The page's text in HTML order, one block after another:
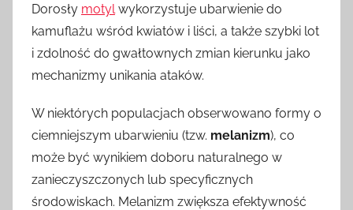
Dorosły motyl wykorzystuje ubarwienie do
kamuflażu wśród kwiatów i liści, a także szybki lot
i zdolność do gwałtownych zmian kierunku jako
mechanizmy unikania ataków.
W niektórych populacjach obserwowano formy o
ciemniejszym ubarwieniu (tzw. melanizm), co
może być wynikiem doboru naturalnego w
zanieczyszczonych lub specyficznych
środowiskach. Melanizm zwiększa efektywność